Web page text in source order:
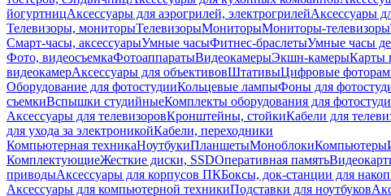
йогуртницАксессуары для аэрогрилей, электрогрилейАксессуары
Телевизоры, мониторыТелевизорыМониторыМониторы-телевизоры
Смарт-часы, аксессуарыУмные часыФитнес-браслетыУмные часы
Фото, видеосъемкаФотоаппаратыВидеокамерыЭкшн-камерыКарты
видеокамерАксессуары для объективовШтативыЦифровые
Оборудование для фотостудииКольцевые лампыФоны для
съемкиВспышки студийныеКомплекты оборудования для
Аксессуары для телевизоровКронштейны, стойкиКабели для
для ухода за электроникойКабели, переходники
Компьютерная техникаНоутбукиПланшетыМоноблокиКомпьютеры
КомплектующиеЖесткие диски, SSDОперативная память
приводыАксессуары для корпусов ПКБоксы, док-станции для
Аксессуары для компьютерной техникиПодставки для ноутбуков